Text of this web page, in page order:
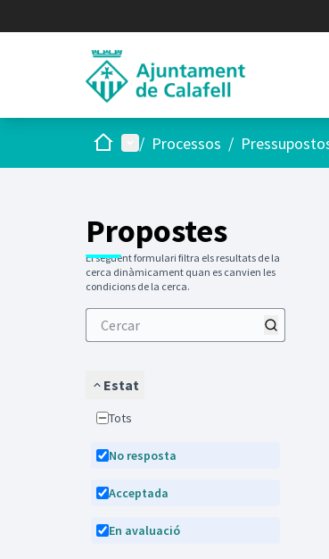
Inici Menú principal
/ Processos /
Propostes
El següent formulari filtra els resultats de la
cerca dinàmicament quan es canvien les
condicions de la cerca.
Estat
Tots
No resposta
Acceptada
En avaluació